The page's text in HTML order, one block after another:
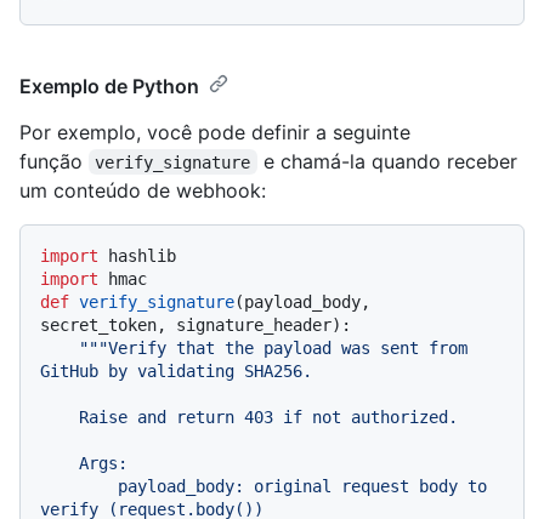
Exemplo de Python
Por exemplo, você pode definir a seguinte
função
verify_signature
e chamá-la quando receber
um conteúdo de webhook:
import
import
def verify_signature(payload_body,
secret_token, signature_header):
"""Verify that the payload was sent from
GitHub by validating SHA256.
verify (request.body())